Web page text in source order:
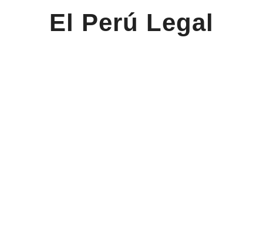
El Perú Legal